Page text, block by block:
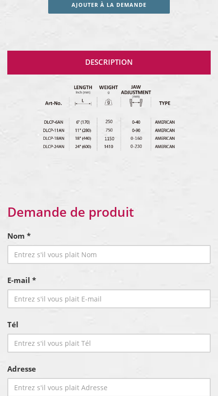
AJOUTER À LA DEMANDE
DESCRIPTION
Demande de produit
Nom *
E-mail *
Tél
Adresse